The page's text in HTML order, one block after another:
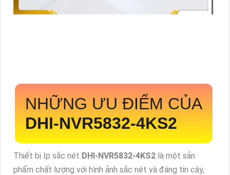
NHỮNG ƯU ĐIỂM CỦA
DHI-NVR5832-4KS2
Thiết bị Ip sắc nét DHI-NVR5832-4KS2 là một sản
phẩm chất lượng với hình ảnh sắc nét và đáng tin cậy,